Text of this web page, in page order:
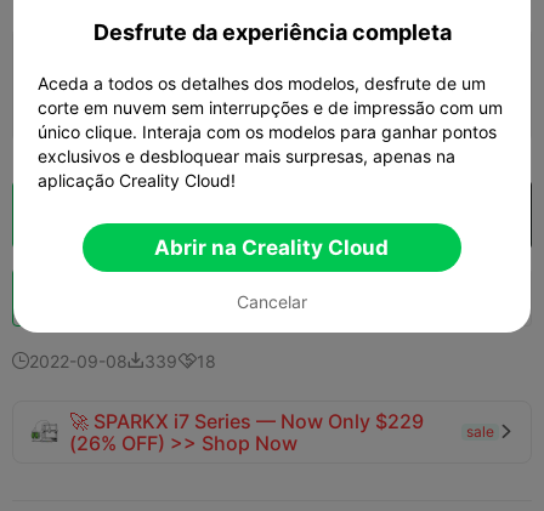
 22m 47s  1 plates  6.73g
140
2022-09-0833918
🚀 SPARKX i7 Series — Now Only $229
(26% OFF) >> Shop Now
sale 
Desfrute da experiência completa
Aceda a todos os detalhes dos modelos, desfrute de um
corte em nuvem sem interrupções e de impressão com um
único clique. Interaja com os modelos para ganhar pontos
exclusivos e desbloquear mais surpresas, apenas na
aplicação Creality Cloud!
Abrir na Creality Cloud
Cancelar